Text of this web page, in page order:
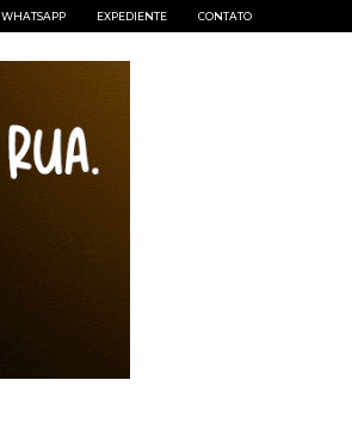
WHATSAPP EXPEDIENTE CONTATO